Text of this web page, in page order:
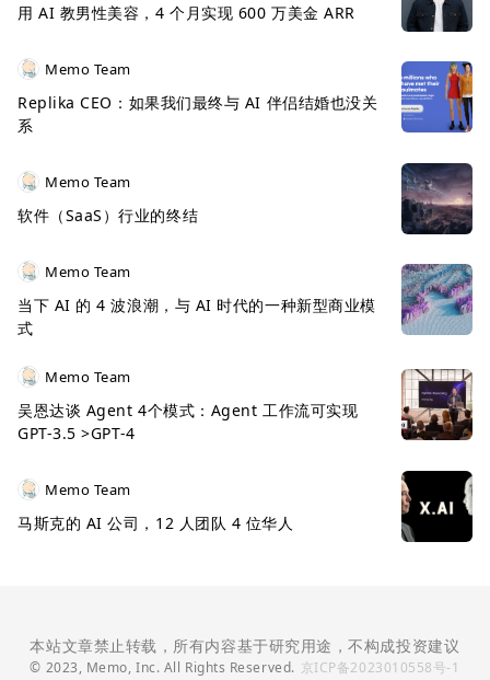
用 AI 教男性美容，4 个月实现 600 万美金 ARR
Memo Team
Replika CEO：如果我们最终与 AI 伴侣结婚也没关
系
Memo Team
软件（SaaS）行业的终结
Memo Team
当下 AI 的 4 波浪潮，与 AI 时代的一种新型商业模
式
Memo Team
吴恩达谈 Agent 4个模式：Agent 工作流可实现
GPT-3.5 >GPT-4
Memo Team
马斯克的 AI 公司，12 人团队 4 位华人
本站文章禁止转载，所有内容基于研究用途，不构成投资建议
© 2023, Memo, Inc. All Rights Reserved. 京ICP备2023010558号-1